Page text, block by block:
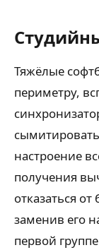
Тяжёлые
периметру,
настроение
получения
отказаться
заменив его
первой